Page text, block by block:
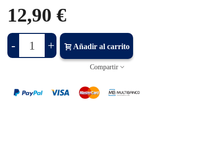
12,90 €
- + Añadir al carrito
Compartir